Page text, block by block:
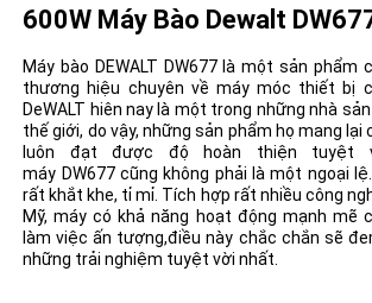
600W Máy Bào Dewalt
Máy bào DEWALT DW677 là một sản phẩm
thương hiệu chuyên về máy móc thiết bị
DeWALT hiên nay là một trong những nhà
thế giới, do vậy, những sản phẩm họ mang lại
luôn đạt được độ hoàn thiện tuyệt
máy DW677 cũng không phải là một ngoại
rất khắt khe, tỉ mỉ. Tích hợp rất nhiều công
Mỹ, máy có khả năng hoạt động mạnh mẽ
làm việc ấn tượng,điều này chắc chắn sẽ
những trải nghiệm tuyệt vời nhất.